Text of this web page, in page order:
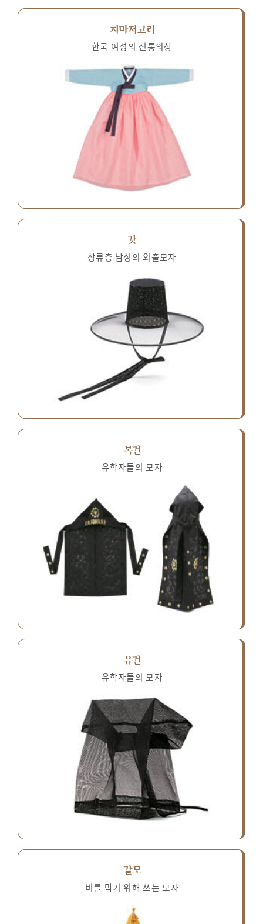
치마저고리
한국 여성의 전통의상
갓
상류층 남성의 외출모자
복건
유학자들의 모자
유건
유학자들의 모자
갈모
비를 막기 위해 쓰는 모자